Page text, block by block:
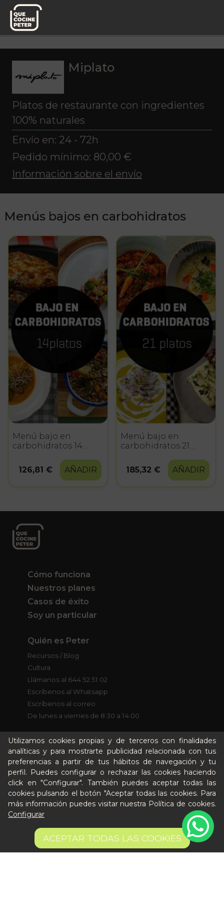
Pedido semanal
Miplato
Platos de restaurante con ingredientes
100% naturales
Envío en: 24 - 72h
Pedido mínimo: 80,00 €
Información sobre el envío
Menús bajos en carbohidratos
Menú bajo en
carbohidratos 14
126,81 €
AÑADIR
Menú bajo en
carbohidratos 21
185,32 €
AÑADIR
Utilizamos cookies propias y de terceros con finalidades
analíticas y para mostrarte publicidad relacionada con tus
preferencias a partir de tus hábitos de navegación y tu
perfil. Puedes configurar o rechazar las cookies haciendo
click en "Configurar". También puedes aceptar todas las
cookies pulsando el botón "Aceptar todas las cookies. Para
más información puedes visitar nuestra Política de cookies.
Configurar
ACEPTAR TODAS LAS COOKIES
Cómo funciona
Nuestros planes
Casos de éxito
Soy un particular
Quién es Peter
Recursos / Blog
Cultura
Llámanos al 644 52 51 02
Escríbenos al Whatsapp
Escríbenos al correo
De lunes a viernes de 8:30 a 14:00
Quiero ser partner de Peter
Aviso legal
Términos y condiciones